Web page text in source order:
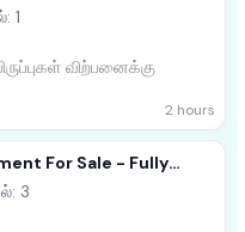
1
விற்பனைக்கு
2 hours
For Sale - Fully
3